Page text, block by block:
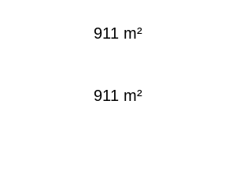
911 m²
911 m²